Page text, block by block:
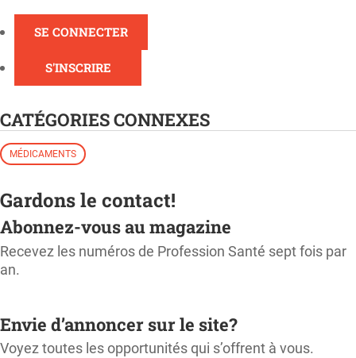
SE CONNECTER
S'INSCRIRE
CATÉGORIES CONNEXES
MÉDICAMENTS
Gardons le contact!
Abonnez-vous au magazine
Recevez les numéros de Profession Santé sept fois par
an.
Envie d’annoncer sur le site?
Voyez toutes les opportunités qui s’offrent à vous.